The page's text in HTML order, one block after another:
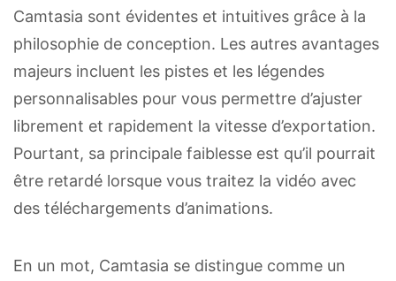
Camtasia sont évidentes et intuitives grâce à la
philosophie de conception. Les autres avantages
majeurs incluent les pistes et les légendes
personnalisables pour vous permettre d’ajuster
librement et rapidement la vitesse d’exportation.
Pourtant, sa principale faiblesse est qu’il pourrait
être retardé lorsque vous traitez la vidéo avec
des téléchargements d’animations.
En un mot, Camtasia se distingue comme un